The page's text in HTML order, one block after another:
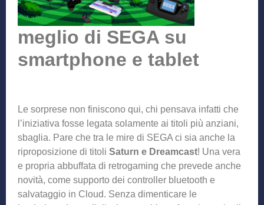
meglio di SEGA su
smartphone e tablet
Le sorprese non finiscono qui, chi pensava infatti che
l’iniziativa fosse legata solamente ai titoli più anziani,
sbaglia. Pare che tra le mire di SEGA ci sia anche la
riproposizione di titoli Saturn e Dreamcast! Una vera
e propria abbuffata di retrogaming che prevede anche
novità, come supporto dei controller bluetooth e
salvataggio in Cloud. Senza dimenticare le